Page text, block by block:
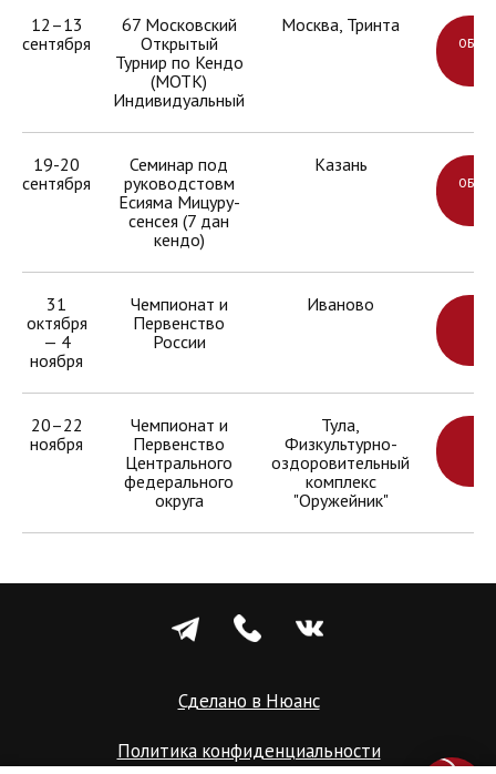
12–13
сентября
67 Московский
Открытый
Турнир по Кендо
(МОТК)
Индивидуальный
Москва, Тринта
19-20
сентября
Семинар под
руководстовм
Есияма Мицуру-
сенсея (7 дан
кендо)
Казань
31
октября
— 4
ноября
Чемпионат и
Первенство
России
Иваново
20–22
ноября
Чемпионат и
Первенство
Центрального
федерального
округа
Тула,
Физкультурно-
оздоровительный
комплекс
"Оружейник"
© 2026 Федерация кендо в городе Москве
Политика конфиденциальности